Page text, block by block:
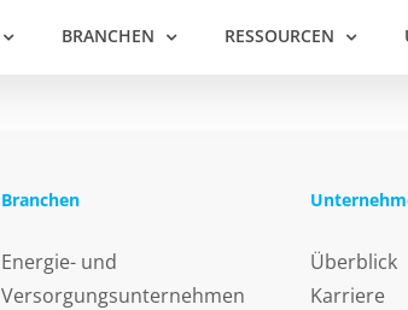
BRANCHEN RESSOURCEN
Branchen
Energie- und
Versorgungsunternehmen
Überblick
Karriere